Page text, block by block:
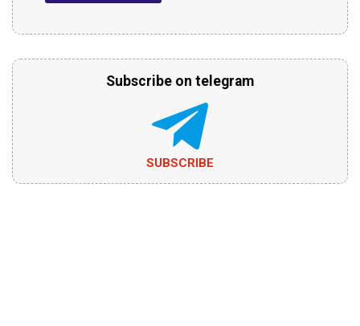
Subscribe on telegram
SUBSCRIBE